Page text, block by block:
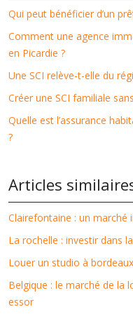
Qui peut bénéficier d’un
Comment une agence
en Picardie ?
Une SCI relève-t-elle du
Créer une SCI familiale
Quelle est l’assurance
?
Articles
Clairefontaine : un
La rochelle : investir dans
Louer un studio à
Belgique : le marché de la
essor